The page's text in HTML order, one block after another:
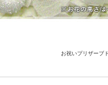
お祝いプリザーブ